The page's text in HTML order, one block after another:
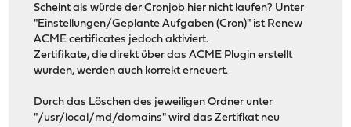
Scheint als würde der Cronjob hier nicht laufen? Unter
"Einstellungen/Geplante Aufgaben (Cron)" ist Renew
ACME certificates jedoch aktiviert.
Zertifikate, die direkt über das ACME Plugin erstellt
wurden, werden auch korrekt erneuert.
Durch das Löschen des jeweiligen Ordner unter
"/usr/local/md/domains" wird das Zertifkat neu